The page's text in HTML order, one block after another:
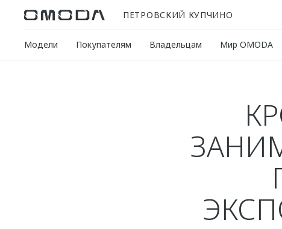
ПЕТРОВСКИЙ КУПЧИНО
Модели Покупателям Владельцам Мир OMODA